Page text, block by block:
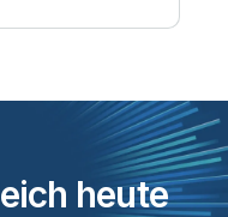
heute